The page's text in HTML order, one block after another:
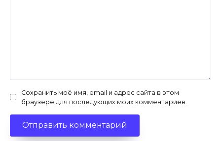
Сохранить моё имя, email и адрес сайта в этом
браузере для последующих моих комментариев.